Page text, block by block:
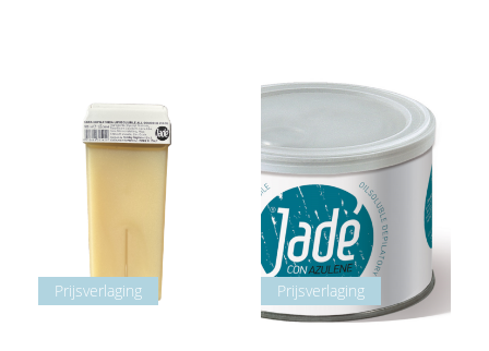
Prijsverlaging Prijsverlaging